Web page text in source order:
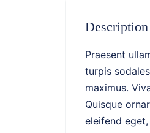
Description
Praesent
turpis
maximus.
Quisque
eleifend